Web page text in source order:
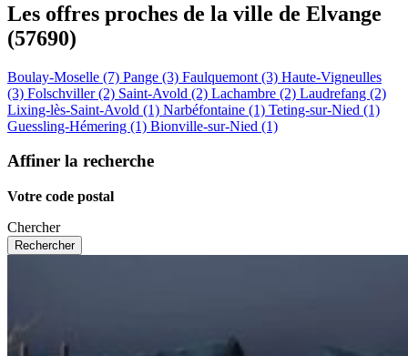
Les offres proches de la ville de Elvange
(57690)
Boulay-Moselle (7) Pange (3) Faulquemont (3) Haute-Vigneulles
(3) Folschviller (2) Saint-Avold (2) Lachambre (2) Laudrefang (2)
Lixing-lès-Saint-Avold (1) Narbéfontaine (1) Teting-sur-Nied (1)
Guessling-Hémering (1) Bionville-sur-Nied (1)
Affiner la recherche
Votre code postal
Chercher